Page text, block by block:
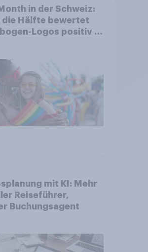
in der Schweiz:
die Hälfte bewertet
Logos positiv –
mit KI: Mehr
Reiseführer,
Buchungsagent